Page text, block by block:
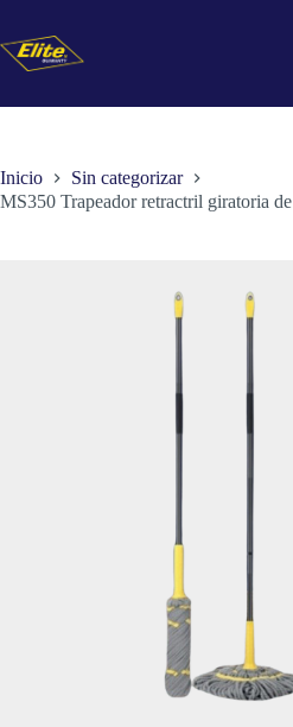
contenido
Inicio
Sin categorizar
MS350 Trapeador retractril giratoria